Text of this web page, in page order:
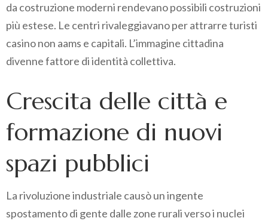
da costruzione moderni rendevano possibili costruzioni
più estese. Le centri rivaleggiavano per attrarre turisti
casino non aams e capitali. L’immagine cittadina
divenne fattore di identità collettiva.
Crescita delle città e
formazione di nuovi
spazi pubblici
La rivoluzione industriale causò un ingente
spostamento di gente dalle zone rurali verso i nuclei